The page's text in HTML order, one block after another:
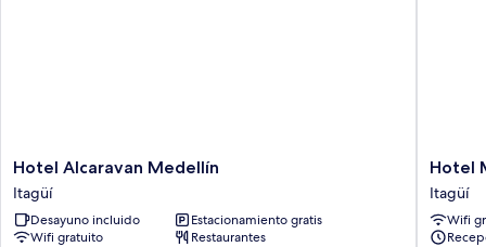
Hotel
Alcaravan
Medellín
Itagüí
Hotel Alcaravan Medellín
Itagüí
Desayuno incluido
Estacionamiento gratis
Wifi gratuito
Restaurantes
Hotel
Itagüí
Hotel
Itagüí
Wifi